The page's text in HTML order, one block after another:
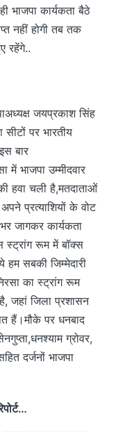
भाजपा कार्यकता बैठे
नहीं होगी तब तक
रहेंगे..
जयप्रकाश सिंह
पर भारतीय
बार
में भाजपा उम्मीदवार
हवा चली है,मतदाताओं
प्रत्याशियों के वोट
जागकर कार्यकता
स्ट्रांग रूम में बॉक्स
सबकी जिम्मेदारी
का स्ट्रांग रूम
जहां जिला प्रशासन
हैं।मौके पर धनबाद
ग्रोवर,
दर्जनों भाजपा